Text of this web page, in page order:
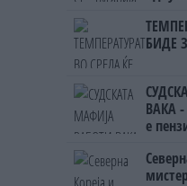
БИДЕ
СУДСКАТА
ВАКА -
е
на